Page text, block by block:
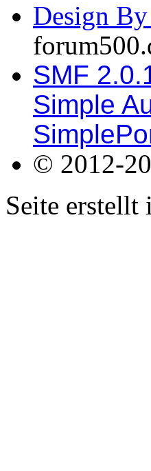
Design
SMF
Simple
© 2012-
Seite erstellt